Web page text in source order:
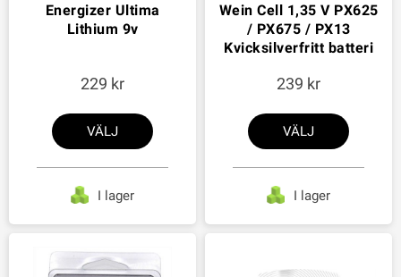
Energizer Ultima
Lithium 9v
229
VÄLJ
I lager
Wein Cell 1,35 V PX625
/ PX675 / PX13
Kvicksilverfritt batteri
239
VÄLJ
I lager